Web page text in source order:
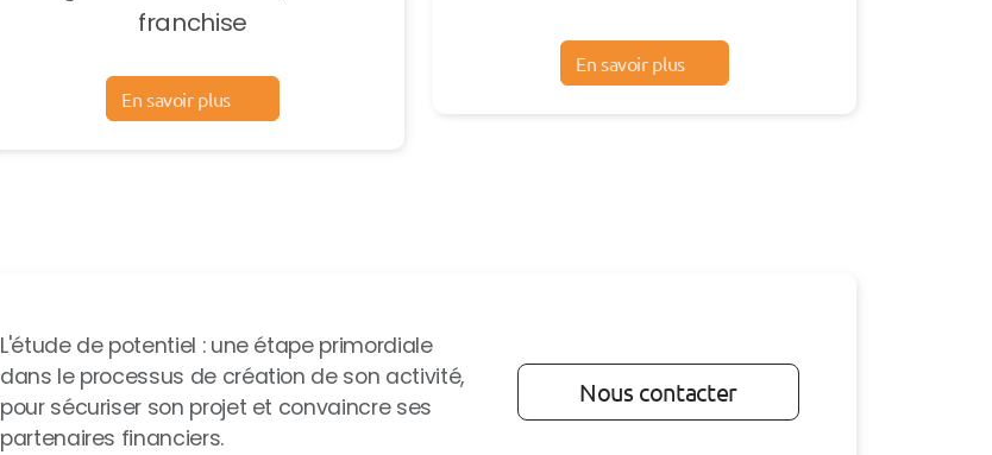
franchise
En savoir plus
En savoir plus
L'étude de potentiel : une étape primordiale
dans le processus de création de son activité,
pour sécuriser son projet et convaincre ses
partenaires financiers.
Nous contacter